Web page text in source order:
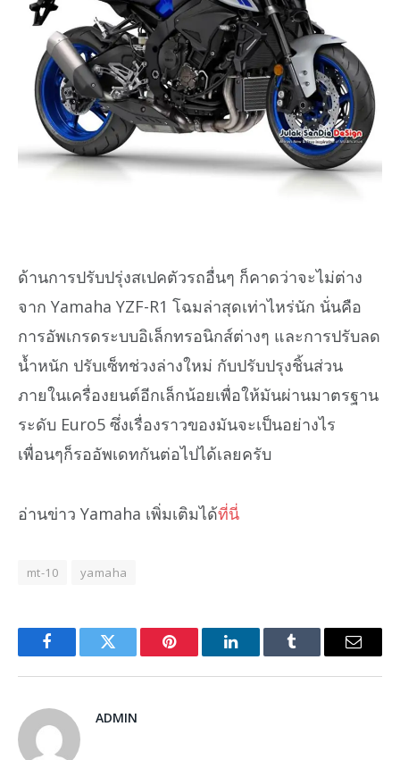
ด้านการปรับปรุ่งสเปคตัวรถอื่นๆ ก็คาดว่าจะไม่ต่าง
จาก Yamaha YZF-R1 โฉมล่าสุดเท่าไหร่นัก นั่นคือ
การอัพเกรดระบบอิเล็กทรอนิกส์ต่างๆ และการปรับลด
น้ำหนัก ปรับเซ็ทช่วงล่างใหม่ กับปรับปรุงชิ้นส่วน
ภายในเครื่องยนต์อีกเล็กน้อยเพื่อให้มันผ่านมาตรฐาน
ระดับ Euro5 ซึ่งเรื่องราวของมันจะเป็นอย่างไร
เพื่อนๆก็รออัพเดทกันต่อไปได้เลยครับ
อ่านข่าว Yamaha เพิ่มเติมได้ที่นี่
mt-10 yamaha
FacebookTwitter Pinterest LinkedInTumblr Email
ADMIN